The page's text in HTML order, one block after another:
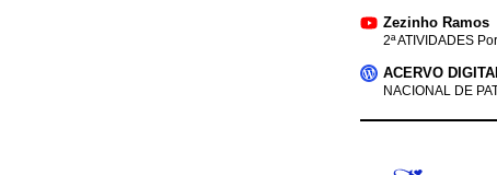
Zezinho Ramos
2ª ATIVIDADES
ACERVO
NACIONAL DE